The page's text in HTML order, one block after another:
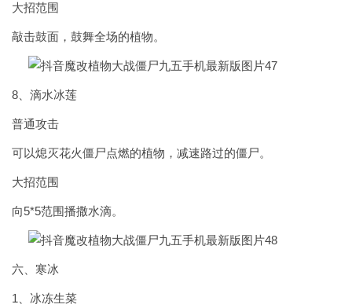
大招范围
敲击鼓面，鼓舞全场的植物。
8、滴水冰莲
普通攻击
可以熄灭花火僵尸点燃的植物，减速路过的僵尸。
大招范围
向5*5范围播撒水滴。
六、寒冰
1、冰冻生菜